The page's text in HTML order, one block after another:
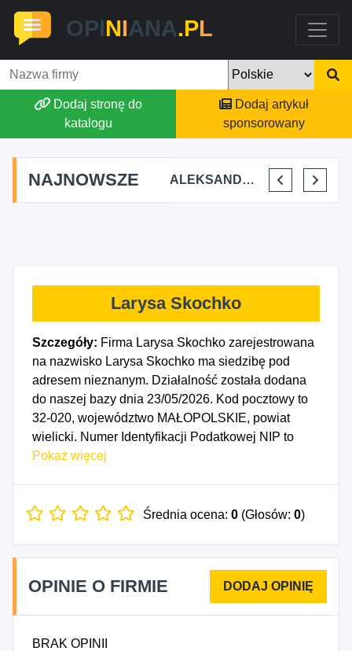
OPINIANA.PL
Dodaj stronę do
katalogu
Dodaj artykuł
sponsorowany
NAJNOWSZE
AGSON AGNIESZKA SUCHWAŁKO ALEKSANDAR MITREV PRZEM-KO PRZEMYSŁAW KOWALSKI
Larysa Skochko
Szczegóły: Firma Larysa Skochko zarejestrowana
na nazwisko Larysa Skochko ma siedzibę pod
adresem nieznanym. Działalność została dodana
do naszej bazy dnia 23/05/2026. Kod pocztowy to
32-020, województwo MAŁOPOLSKIE, powiat
wielicki. Numer Identyfikacji Podatkowej NIP to
6222872620, a numer identyfikacyjny REGON dla
na dzień 20/05/2026. Wybrane kody PKD to: 8292Z
Pokaż więcej
Średnia ocena: 0 (Głosów: 0)
OPINIE O FIRMIE
BRAK OPINII